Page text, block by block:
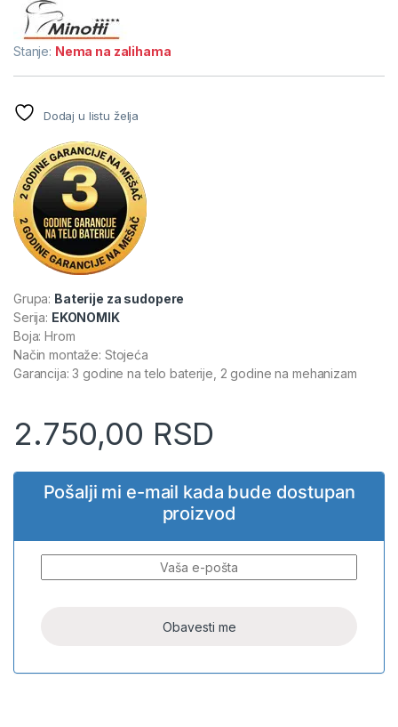
Stanje: Nema na zalihama
Dodaj u listu želja
Grupa: Baterije za sudopere
Serija: EKONOMIK
Boja: Hrom
Način montaže: Stojeća
Garancija: 3 godine na telo baterije, 2 godine na mehanizam
2.750,00 RSD
Pošalji mi e-mail kada bude dostupan
proizvod